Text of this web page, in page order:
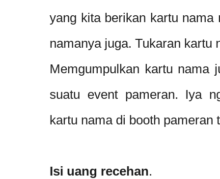
yang kita berikan kartu
namanya juga. Tukaran kartu
Memgumpulkan kartu nama
suatu event pameran. Iya
kartu nama di booth pameran
Isi uang recehan.